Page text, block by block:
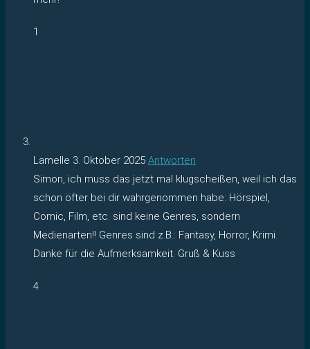
1
Lamelle 3. Oktober 2025 Antworten
Simon, ich muss das jetzt mal klugscheißen, weil ich das
schon öfter bei dir wahrgenommen habe: Hörspiel,
Comic, Film, etc. sind keine Genres, sondern
Medienarten!! Genres sind z.B.: Fantasy, Horror, Krimi.
Danke für die Aufmerksamkeit. Gruß & Kuss
4